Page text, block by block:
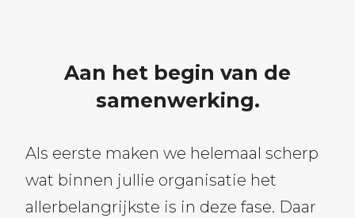
Aan het begin van de
samenwerking.
Als eerste maken we helemaal scherp
wat binnen jullie organisatie het
allerbelangrijkste is in deze fase. Daar